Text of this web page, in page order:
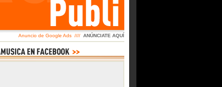
Anuncio de Google Ads //// ANÚNCIATE AQUÍ